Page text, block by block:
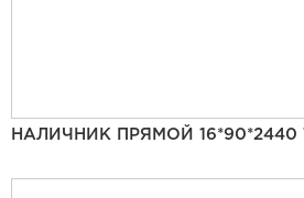
НАЛИЧНИК ПРЯМОЙ 16*90*2440